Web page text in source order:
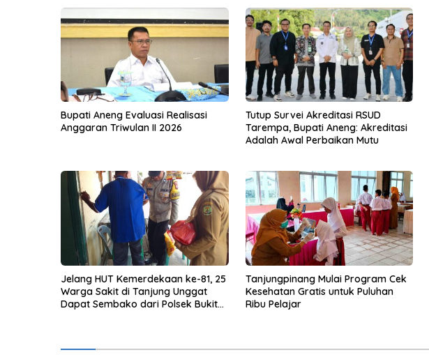
Bupati Aneng Evaluasi Realisasi
Anggaran Triwulan II 2026
Tutup Survei Akreditasi RSUD
Tarempa, Bupati Aneng: Akreditasi
Adalah Awal Perbaikan Mutu
Jelang HUT Kemerdekaan ke-81, 25
Warga Sakit di Tanjung Unggat
Dapat Sembako dari Polsek Bukit
Tanjungpinang Mulai Program Cek
Kesehatan Gratis untuk Puluhan
Ribu Pelajar